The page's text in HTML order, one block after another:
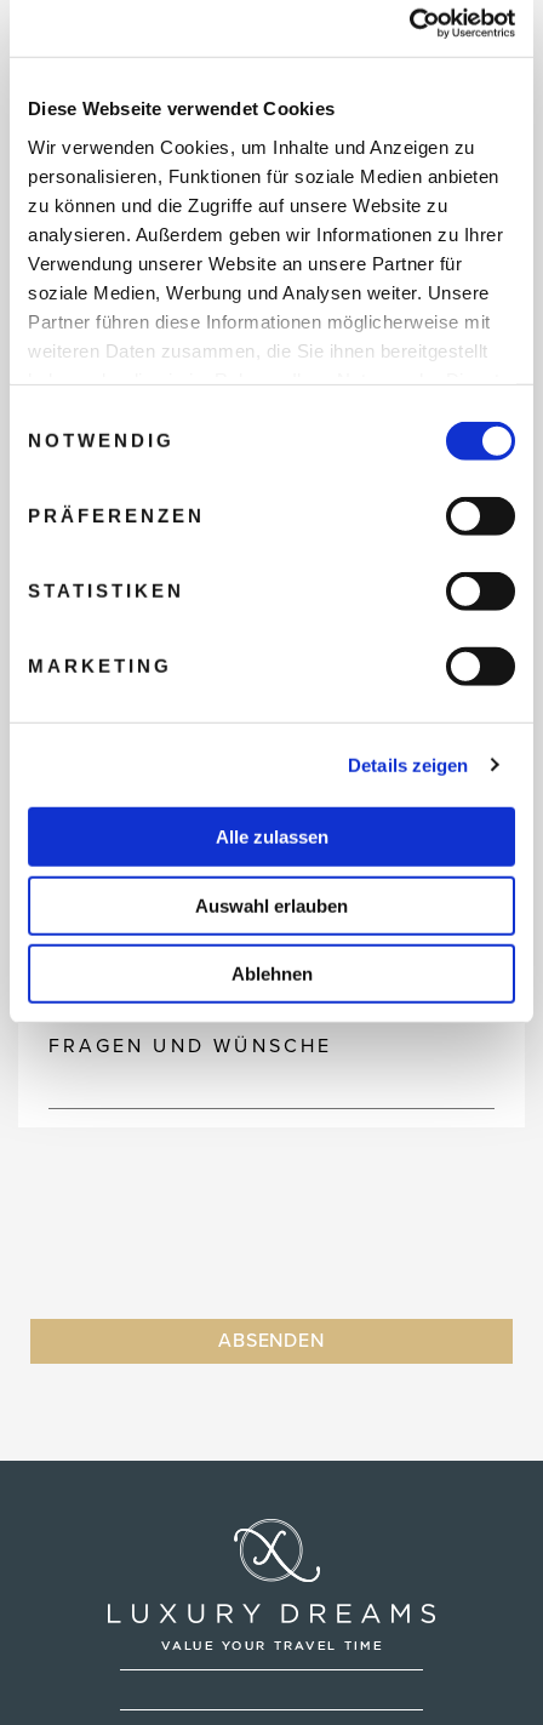
Diese Webseite verwendet Cookies
Wir verwenden Cookies, um Inhalte und Anzeigen zu
personalisieren, Funktionen für soziale Medien anbieten
zu können und die Zugriffe auf unsere Website zu
analysieren. Außerdem geben wir Informationen zu Ihrer
Verwendung unserer Website an unsere Partner für
soziale Medien, Werbung und Analysen weiter. Unsere
Partner führen diese Informationen möglicherweise mit
weiteren Daten zusammen, die Sie ihnen bereitgestellt
NOTWENDIG
PRÄFERENZEN
STATISTIKEN
MARKETING
Details zeigen
Alle zulassen
Auswahl erlauben
Ablehnen
SERVICEKARTENNUMMER
REISEDATEN
REISEZEITRAUM
ANZAHL ERWACHSENE
REISEBUDGET FÜR ALLE
FLUG GEWÜNSCHT
PRÄFERIERTER ABFLUGHAFEN
FRAGEN UND WÜNSCHE